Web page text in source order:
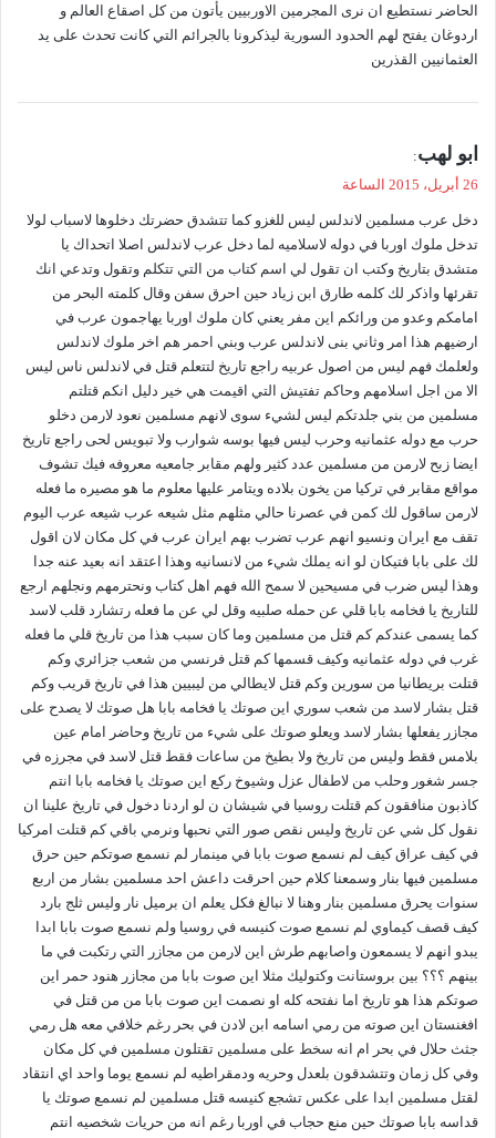
الحاضر نستطيع ان نرى المجرمين الاوربيين يأتون من كل اصقاع العالم و
اردوغان يفتح لهم الحدود السورية ليذكرونا بالجرائم التي كانت تحدث على يد
العثمانيين القذرين
ي
ل
ابو لهب:
26 أبريل، 2015 الساعة
دخل عرب مسلمين لاندلس ليس للغزو كما تتشدق حضرتك دخلوها لاسباب لولا
تدخل ملوك اوربا في دوله لاسلاميه لما دخل عرب لاندلس اصلا اتحداك يا
متشدق بتاريخ وكتب ان تقول لي اسم كتاب من التي تتكلم وتقول وتدعي انك
تقرئها واذكر لك كلمه طارق ابن زياد حين احرق سفن وقال كلمته البحر من
امامكم وعدو من ورائكم اين مفر يعني كان ملوك اوربا يهاجمون عرب في
ارضيهم هذا امر وثاني بنى لاندلس عرب وبني احمر هم اخر ملوك لاندلس
ولعلمك فهم ليس من اصول عربيه راجع تاريخ لتتعلم قتل في لاندلس ناس ليس
الا من اجل اسلامهم وحاكم تفتيش التي اقيمت هي خير دليل انكم قتلتم
مسلمين من بني جلدتكم ليس لشيء سوى لانهم مسلمين نعود لارمن دخلو
حرب مع دوله عثمانيه وحرب ليس فيها بوسه شوارب ولا تبويس لحى راجع تاريخ
ايضا زبح لارمن من مسلمين عدد كثير ولهم مقابر جامعيه معروفه فيك تشوف
مواقع مقابر في تركيا من يخون بلاده ويتامر عليها معلوم ما هو مصيره ما فعله
لارمن ساقول لك كمن في عصرنا حالي مثلهم مثل شيعه عرب شيعه عرب اليوم
تقف مع ايران ونسيو انهم عرب تضرب بهم ايران عرب في كل مكان لان اقول
لك على بابا فتيكان لو انه يملك شيء من لانسانيه وهذا اعتقد انه بعيد عنه جدا
وهذا ليس ضرب في مسيحين لا سمح الله فهم اهل كتاب ونحترمهم ونجلهم ارجع
للتاريخ يا فخامه بابا قلي عن حمله صلبيه وقل لي عن ما فعله رتشارد قلب لاسد
كما يسمى عندكم كم قتل من مسلمين وما كان سبب هذا من تاريخ قلي ما فعله
غرب في دوله عثمانيه وكيف قسمها كم قتل فرنسي من شعب جزائري وكم
قتلت بريطانيا من سورين وكم قتل لايطالي من ليبيين هذا في تاريخ قريب وكم
قتل بشار لاسد من شعب سوري اين صوتك يا فخامه بابا هل صوتك لا يصدح على
مجازر يفعلها بشار لاسد ويعلو صوتك على شيء من تاريخ وحاضر امام عين
بلامس فقط وليس من تاريخ ولا بطيخ من ساعات فقط قتل لاسد في مجرزه في
جسر شغور وحلب من لاطفال عزل وشيوخ ركع اين صوتك يا فخامه بابا انتم
كاذبون منافقون كم قتلت روسيا في شيشان ن لو اردنا دخول في تاريخ علينا ان
نقول كل شي عن تاريخ وليس نقص صور التي نحبها ونرمي باقي كم قتلت امركيا
في كيف عراق كيف لم نسمع صوت بابا في مينمار لم نسمع صوتكم حين حرق
مسلمين فيها بنار وسمعنا كلام حين احرقت داعش احد مسلمين بشار من اربع
سنوات يحرق مسلمين بنار وهنا لا نبالغ فكل يعلم ان برميل نار وليس ثلج بارد
كيف قصف كيماوي لم نسمع صوت كنيسه في روسيا ولم نسمع صوت بابا ابدا
يبدو انهم لا يسمعون واصابهم طرش اين لارمن من مجازر التي رتكبت في ما
بينهم ؟؟؟ بين بروستانت وكتوليك مثلا اين صوت بابا من مجازر هنود حمر اين
صوتكم هذا هو تاريخ اما نفتحه كله او نصمت اين صوت بابا من من قتل في
افغنستان اين صوته من رمي اسامه ابن لادن في بحر رغم خلافي معه هل رمي
جثث حلال في بحر ام انه سخط على مسلمين تقتلون مسلمين في كل مكان
وفي كل زمان وتتشدقون بلعدل وحريه ودمقراطيه لم نسمع يوما واحد اي انتقاد
لقتل مسلمين ابدا على عكس تشجع كنيسه قتل مسلمين لم نسمع صوتك يا
قداسه بابا صوتك حين منع حجاب في اوربا رغم انه من حريات شخصيه انتم